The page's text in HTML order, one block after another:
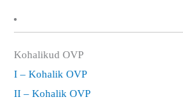
Kohalikud OVP
I – Kohalik OVP
II – Kohalik OVP